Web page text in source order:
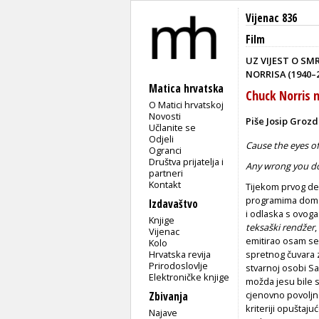
Matica hrvatska
O Matici hrvatskoj
Novosti
Učlanite se
Odjeli
Ogranci
Društva prijatelja i
partneri
Kontakt
Izdavaštvo
Knjige
Vijenac
Kolo
Hrvatska revija
Prirodoslovlje
Elektroničke knjige
Zbivanja
Najave
Vijenac 836
Film
UZ VIJEST O
NORRISA
Chuck Norris
Piše Josip
Cause the eyes
Any wrong you
Tijekom prvog
programima
i odlaska s
teksaški rendžer
emitirao osam
spretnog čuvara
stvarnoj osobi
možda jesu bile
cjenovno
kriteriji